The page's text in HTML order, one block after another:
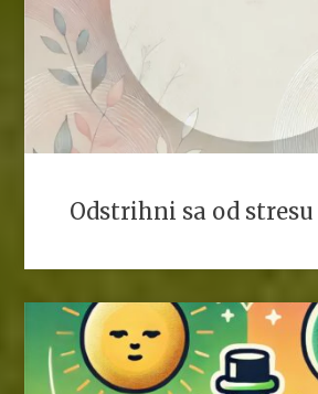
Odstrihni sa od stresu